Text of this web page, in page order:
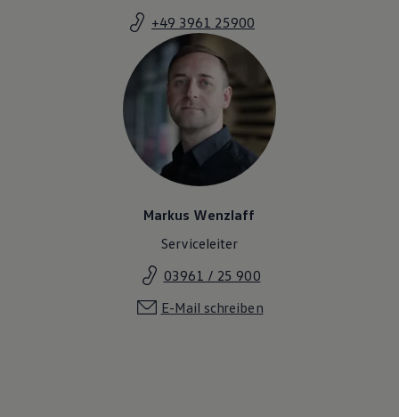
+49 3961 25900
Markus Wenzlaff
Serviceleiter
03961 / 25 900
E-Mail schreiben